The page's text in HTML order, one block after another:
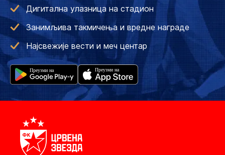
Дигитална улазница на стадион
Занимљива такмичења и вредне награде
Најсвежије вести и меч центар